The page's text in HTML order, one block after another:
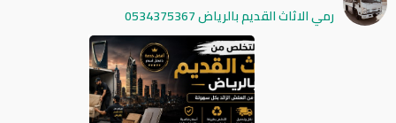
رمي الاثاث القديم بالرياض 0534375367